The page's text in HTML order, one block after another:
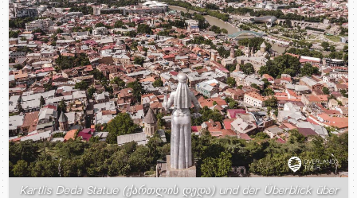
Kartlis Deda Statue (ქართლის დედა) und der Überblick über